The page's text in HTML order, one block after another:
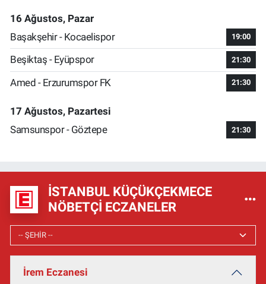
16 Ağustos, Pazar
Başakşehir - Kocaelispor
19:00
Beşiktaş - Eyüpspor 21:30
Amed - Erzurumspor FK 21:30
17 Ağustos, Pazartesi
Samsunspor - Göztepe
21:30
İSTANBUL KÜÇÜKÇEKMECE
NÖBETÇI ECZANELER
İrem Eczanesi